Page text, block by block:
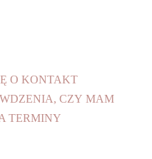
O KONTAKT
CZY MAM
TERMINY